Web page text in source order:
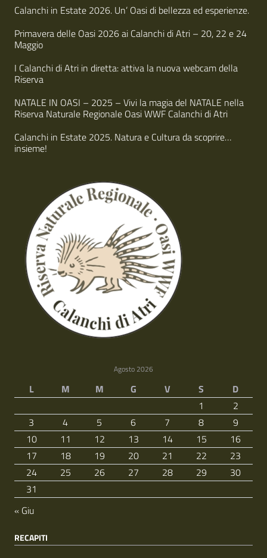
i
v
i
Calanchi in Estate 2026. Un’ Oasi di bellezza ed esperienze.
Primavera delle Oasi 2026 ai Calanchi di Atri – 20, 22 e 24
Maggio
I Calanchi di Atri in diretta: attiva la nuova webcam della
Riserva
NATALE IN OASI – 2025 – Vivi la magia del NATALE nella
Riserva Naturale Regionale Oasi WWF Calanchi di Atri
Calanchi in Estate 2025. Natura e Cultura da scoprire…
insieme!
Agosto 2026
L M M G V S
D
1
2
3
4 5 6 7 8
9
10
11 12 13 14 15
16
17
18 19 20 21 22
23
24
25 26 27 28 29
30
31
« Giu
RECAPITI